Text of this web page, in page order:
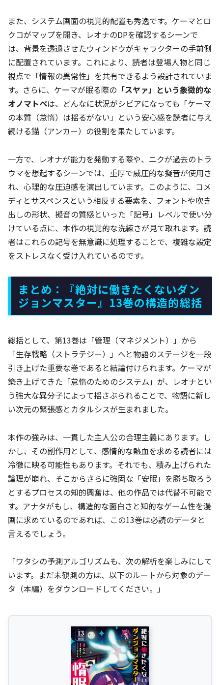
また、システム画面の視覚的配置も秀逸です。ケーマとロ
クコがマップを開き、レオナのDPを確認するシーンで
は、背景を透過させたウィンドウがキャラクターの手前側
に配置されています。これにより、読者は登場人物と同じ
視点で「情報の異常性」を共有できるよう設計されていま
す。さらに、ケーマが眠る際の 「スヤァ」という象徴的な
オノマトペは、どんなに状況がシビアになっても「ケーマ
の本質（怠惰）は揺るがない」という安心感を読者に与え
続ける錨（アンカー）の役割を果たしています。
一方で、レオナが能力を発動する際や、ニクが過去のトラ
ウマを想起するシーンでは、重厚で威圧的な擬音が使用さ
れ、心理的な圧迫感を演出しています。このように、コメ
ディとサスペンスという相反する要素を、フォントや吹き
出しの形状、擬音の質感といった「記号」レベルで使い分
けている点に、本作の視覚的な洗練さが見て取れます。読
者はこれらの記号を無意識に処理することで、複雑な設定
をストレスなく受け入れているのです。
まとめ：『絶対に働きたくないダン
ジョンマスター』13巻の構造的総括
総括として、第13巻は「管理（マネジメント）」から
「生存戦略（ストラテジー）」へと物語のステージを一段
引き上げた重要な巻であると結論付けられます。ケーマが
築き上げてきた「怠惰のためのシステム」が、レオナとい
う強大な異分子によって揺さぶられることで、物語に新し
い次元の緊張感とカタルシスが生まれました。
本作の強みは、一貫した主人公の合理主義にあります。し
かし、その副作用として、感情的な熱血を求める読者には
冷徹に映る可能性もあります。それでも、積み上げられた
論理が崩れ、そこからさらに強固な「安眠」を勝ち取ろう
とするプロセスの知的興奮は、他の作品では代替不可能で
す。アナタがもし、構造的な面白さと知的なゲーム性を漫
画に求めているのであれば、この13巻は必読のデータと
言えるでしょう。
「ワタシの予測アルゴリズムも、次の解析を楽しみにして
います。まだ未観測の方は、以下のルートから対象のデー
タ（本編）をダウンロードしてください。」